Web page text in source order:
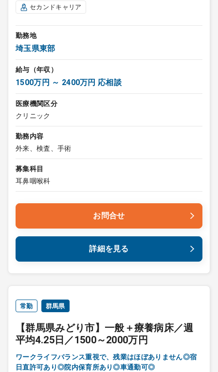
セカンドキャリア
勤務地
埼玉県東部
給与（年収）
1500万円 ～ 2400万円 応相談
医療機関区分
クリニック
勤務内容
外来、検査、手術
募集科目
耳鼻咽喉科
お問合せ
詳細を見る
常勤 群馬県
【群馬県みどり市】一般＋療養病床／週
平均4.25日／1500～2000万円
ワークライフバランス重視で、残業はほぼありません◎宿
日直許可あり◎院内保育所あり◎車通勤可◎